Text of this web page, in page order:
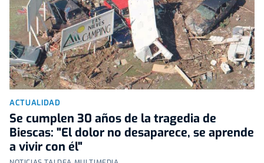
ACTUALIDAD
Se cumplen 30 años de la tragedia de
Biescas: "El dolor no desaparece, se aprende
a vivir con él"